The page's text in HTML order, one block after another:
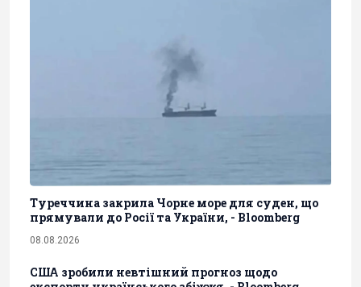
Туреччина закрила Чорне море для суден, що
прямували до Росії та України, - Bloomberg
08.08.2026
США зробили невтішний прогноз щодо